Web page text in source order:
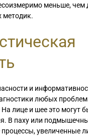
меньше, чем
методик.
и
любых
На лице и шее это могут
В паху или
процессы, увеличенные